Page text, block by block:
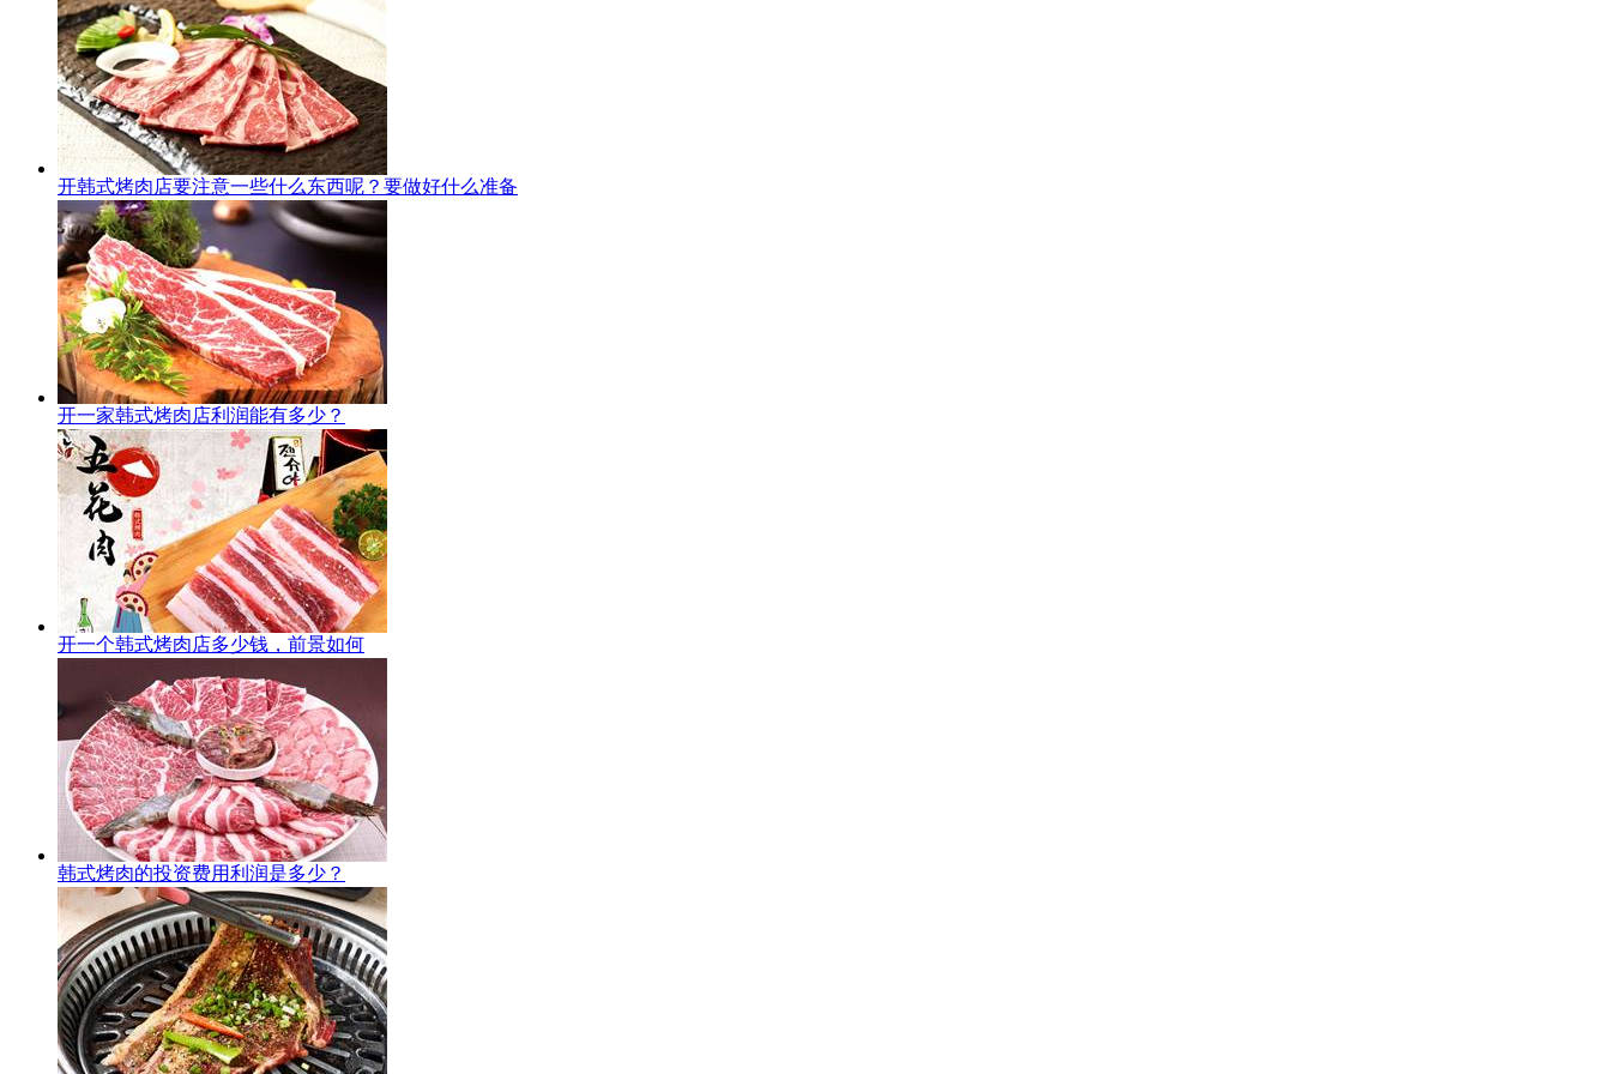
开韩式烤肉店要注意一些什么东西呢？要做好什么准备
开一家韩式烤肉店利润能有多少？
开一个韩式烤肉店多少钱，前景如何
韩式烤肉的投资费用利润是多少？